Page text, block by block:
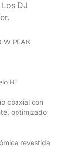
DJ
W PEAK
BT
coaxial con
optimizado
revestida